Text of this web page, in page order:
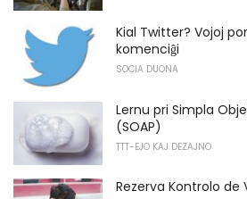
Kial Twitter? Vojoj
komenciĝi
SOCIA DUONA
Lernu pri Simpla
(SOAP)
TTT-EJO KAJ DEZAJNO
Rezerva Kontrolo de